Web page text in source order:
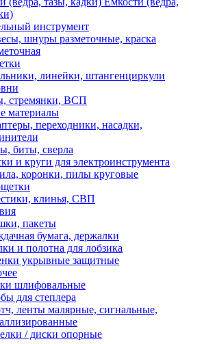
инструмент
шнуры разметочные, краска
линейки, штангенциркули
стремянки, ВСП
материалы
переходники, насадки,
биты, сверла
и круги для электроинструмента
коронки, пилы круговые
клинья, СВП
пакеты
бумага, держалки
и полотна для лобзика
укрывные защитные
шлифовальные
для степлера
ленты малярные, сигнальные,
/ диски опорные